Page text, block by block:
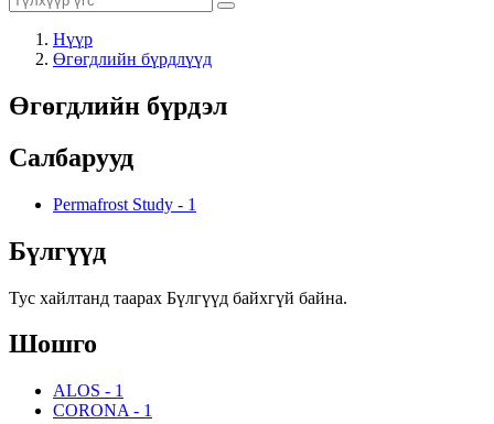
Нүүр
Өгөгдлийн бүрдлүүд
Өгөгдлийн бүрдэл
Салбарууд
Permafrost Study - 1
Бүлгүүд
Тус хайлтанд таарах Бүлгүүд байхгүй байна.
Шошго
ALOS - 1
CORONA - 1